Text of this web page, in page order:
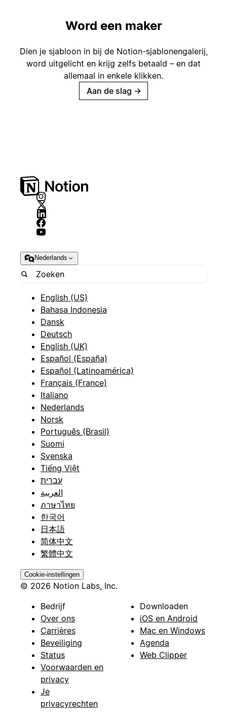
Word een maker
Dien je sjabloon in bij de Notion-sjablonengalerij,
word uitgelicht en krijg zelfs betaald – en dat
allemaal in enkele klikken.
Aan de slag →
Nederlands
English (US)
Bahasa Indonesia
Dansk
Deutsch
English (UK)
Español (España)
Español (Latinoamérica)
Français (France)
Italiano
Nederlands
Norsk
Português (Brasil)
Suomi
Svenska
Tiếng Việt
עברית
العربية
ภาษาไทย
한국어
日本語
简体中文
繁體中文
Cookie-instellingen
© 2026 Notion Labs, Inc.
Bedrijf
Over ons
Carrières
Beveiliging
Status
Voorwaarden en
privacy
Je
privacyrechten
Downloaden
iOS en Android
Mac en Windows
Agenda
Web Clipper